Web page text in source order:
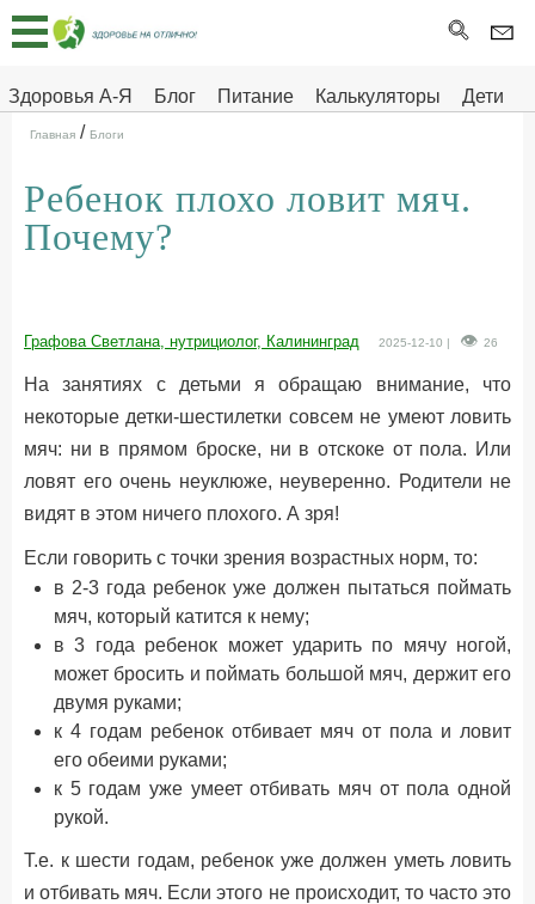
Здоровья А-Я Блог Питание Калькуляторы
Дети
Главная
Тесты
Про
ДЕТЯМ
Главная / Блоги
Ребенок плохо ловит мяч.
Почему?
Графова Светлана, нутрициолог, Калининград 2025-12-10 | 26
На занятиях с детьми я обращаю внимание, что
некоторые детки-шестилетки совсем не умеют ловить
мяч: ни в прямом броске, ни в отскоке от пола. Или
ловят его очень неуклюже, неуверенно. Родители не
видят в этом ничего плохого. А зря!
Если говорить с точки зрения возрастных норм, то:
в 2-3 года ребенок уже должен пытаться поймать
мяч, который катится к нему;
в 3 года ребенок может ударить по мячу ногой,
может бросить и поймать большой мяч, держит его
двумя руками;
к 4 годам ребенок отбивает мяч от пола и ловит
его обеими руками;
к 5 годам уже умеет отбивать мяч от пола одной
рукой.
Т.е. к шести годам, ребенок уже должен уметь ловить
и отбивать мяч. Если этого не происходит, то часто это